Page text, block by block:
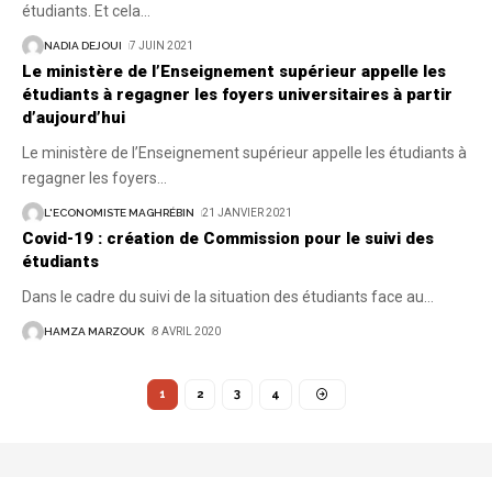
étudiants. Et cela
NADIA DEJOUI 7 JUIN 2021
Le ministère de l’Enseignement supérieur appelle les
étudiants à regagner les foyers universitaires à partir
d’aujourd’hui
Le ministère de l’Enseignement supérieur appelle les étudiants à
regagner les foyers
L'ECONOMISTE MAGHRÉBIN 21 JANVIER 2021
Covid-19 : création de Commission pour le suivi des
étudiants
Dans le cadre du suivi de la situation des étudiants face au
HAMZA MARZOUK 8 AVRIL 2020
1 2 3 4